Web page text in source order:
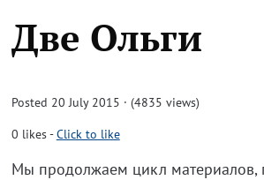
Две Ольги
Posted 20 July 2015 · (4835 views)
0 likes-Click to like
Мы продолжаем цикл материалов,